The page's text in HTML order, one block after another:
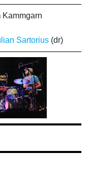
Kammgarn
Sartorius (dr)